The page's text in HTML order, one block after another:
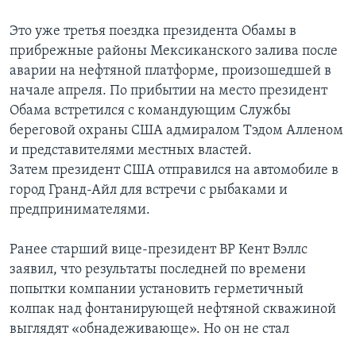
Это уже третья поездка президента Обамы в
прибрежные районы Мексиканского залива после
аварии на нефтяной платформе, произошедшей в
начале апреля. По прибытии на место президент
Обама встретился с командующим Службы
береговой охраны США адмиралом Тэдом Алленом
и представителями местных властей.
Затем президент США отправился на автомобиле в
город Гранд-Айл для встречи с рыбаками и
предпринимателями.
Ранее старший вице-президент BP Кент Вэллс
заявил, что результаты последней по времени
попытки компании установить герметичный
колпак над фонтанирующей нефтяной скважиной
выглядят «обнадеживающе». Но он не стал